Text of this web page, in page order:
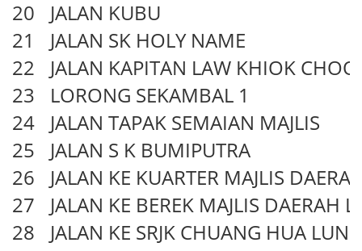
20
JALAN KUBU
21
JALAN SK HOLY NAME
22
JALAN KAPITAN LAW KHIOK
23
LORONG SEKAMBAL 1
24
JALAN TAPAK SEMAIAN MAJLIS
25
JALAN S K BUMIPUTRA
26
JALAN KE KUARTER MAJLIS
27
JALAN KE BEREK MAJLIS DAERAH
28
JALAN KE SRJK CHUANG HUA